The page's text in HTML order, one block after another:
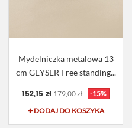
Mydelniczka metalowa 13
cm GEYSER Free standing...
152,15 zł 179,00 zł
-15%
DODAJ DO KOSZYKA